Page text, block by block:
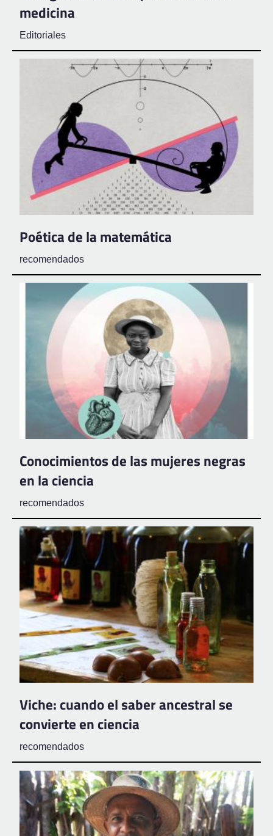
medicina
Editoriales
Poética de la matemática
recomendados
Conocimientos de las mujeres negras
en la ciencia
recomendados
Viche: cuando el saber ancestral se
convierte en ciencia
recomendados